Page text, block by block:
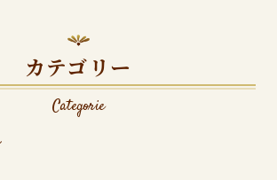
カテゴリー
Categorie